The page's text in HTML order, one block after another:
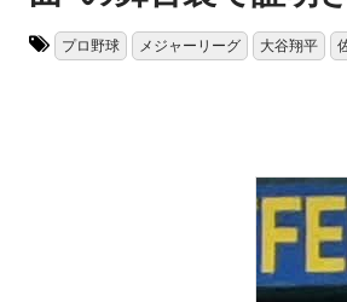
プロ野球 メジャーリーグ 大谷翔平